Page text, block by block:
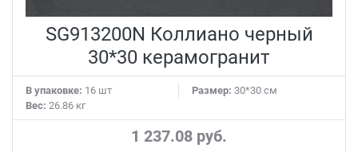
SG913200N Коллиано черный
30*30 керамогранит
В упаковке: 16 шт Размер: 30*30 см
Вес: 26.86 кг
1 237.08 руб.